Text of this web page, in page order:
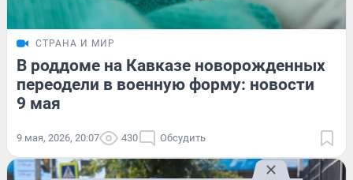
СТРАНА И МИР
В роддоме на Кавказе новорожденных
переодели в военную форму: новости
9 мая
9 мая, 2026, 20:07 430 Обсудить